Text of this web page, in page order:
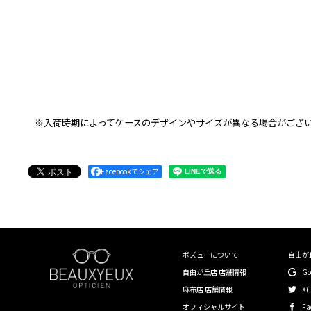
※入荷時期によってケースのデザインやサイズが異なる場合がござ
Facebookでシェア
ボズューについて
自由が丘店 店舗情報
麻布店 店舗情報
オフィシャルサイト
自由が